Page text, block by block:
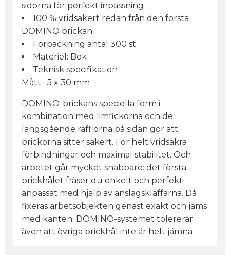
sidorna för perfekt inpassning
100 % vridsäkert redan från den första
DOMINO brickan
Förpackning antal 300 st
Materiel: Bok
Teknisk specifikation
Mått 5 x 30 mm
DOMINO-brickans speciella form i
kombination med limfickorna och de
längsgående räfflorna på sidan gör att
brickorna sitter säkert. För helt vridsäkra
förbindningar och maximal stabilitet. Och
arbetet går mycket snabbare: det första
brickhålet fräser du enkelt och perfekt
anpassat med hjälp av anslagsklaffarna. Då
fixeras arbetsobjekten genast exakt och jäms
med kanten. DOMINO-systemet tolererar
även att övriga brickhål inte är helt jämna